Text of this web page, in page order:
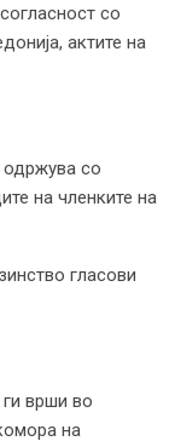
со
актите на
одржува со
на членките на
гласови
ги врши во
на